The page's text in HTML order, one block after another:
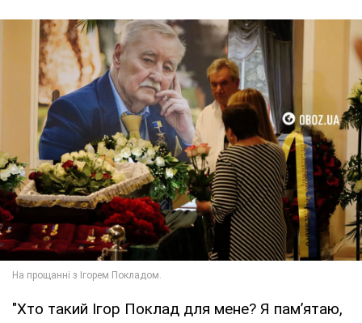
"Хто такий Ігор Поклад для мене? Я пам’ятаю,